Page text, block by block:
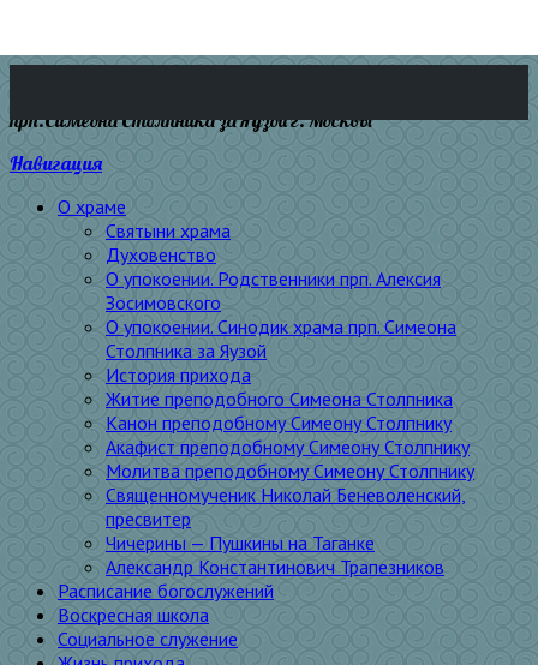
прп.Симеона Столпника за Яузой г. Москвы
Навигация
О храме
Святыни храма
Духовенство
О упокоении. Родственники прп. Алексия
Зосимовского
О упокоении. Синодик храма прп. Симеона
Столпника за Яузой
История прихода
Житие преподобного Симеона Столпника
Канон преподобному Симеону Столпнику
Акафист преподобному Симеону Столпнику
Молитва преподобному Симеону Столпнику
Священномученик Николай Беневоленский,
пресвитер
Чичерины — Пушкины на Таганке
Александр Константинович Трапезников
Расписание богослужений
Воскресная школа
Социальное служение